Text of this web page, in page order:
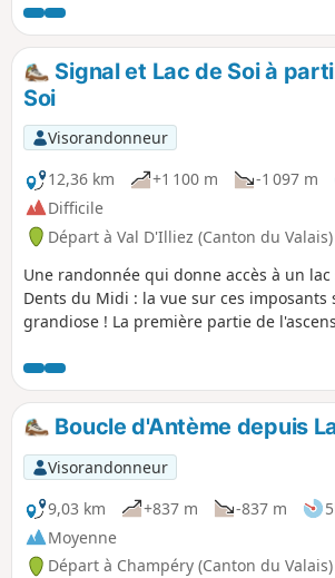
On grimpe pas mal au début mais les
montagnes alentour, la beauté des
nous font oublier l'effort. La vue sur le lac
depuis le sommet du Folly est à couper
êtes là vers août, vous pourrez vous
milliers de myrtilles sauvages en
restaurant de la Cergniaulaz propose des
mais est très randonneurs friendly et on
quelques plats typiques genre
également. Leur tarte du jour était à
Signal et Lac de Soi à
Soi
Visorandonneur
12,36 km
+1 100 m -1 097 m
Difficile
Départ à Val D'Illiez (Canton du Valais)
Une randonnée qui donne accès à un
Dents du Midi : la vue sur ces imposants
grandiose ! La première partie de
d'alpage. La suite se déroule dans les
dans un milieu de plus en plus minéral.
Boucle d'Antème depuis
Visorandonneur
9,03 km
+837 m -837 m
Moyenne
Départ à Champéry (Canton du Valais)